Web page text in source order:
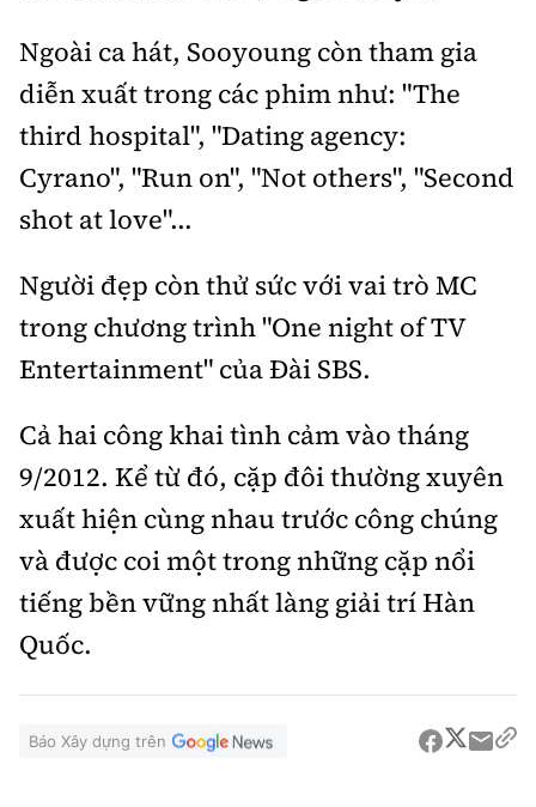
Ngoài ca hát, Sooyoung còn tham gia
diễn xuất trong các phim như: "The
third hospital", "Dating agency:
Cyrano", "Run on", "Not others", "Second
shot at love"...
Người đẹp còn thử sức với vai trò MC
trong chương trình "One night of TV
Entertainment" của Đài SBS.
Cả hai công khai tình cảm vào tháng
9/2012. Kể từ đó, cặp đôi thường xuyên
xuất hiện cùng nhau trước công chúng
và được coi một trong những cặp nổi
tiếng bền vững nhất làng giải trí Hàn
Quốc.
Báo Xây dựng trên